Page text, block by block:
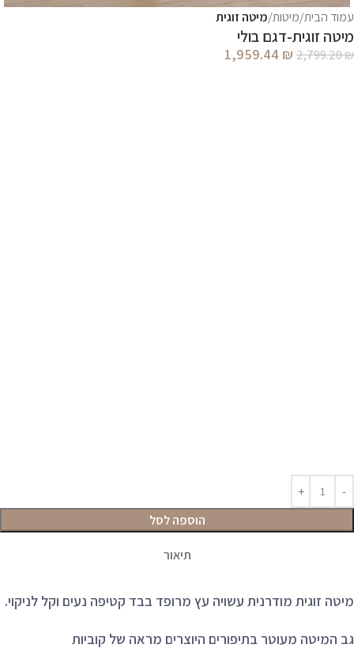
עמוד הבית מיטות מיטה זוגית
מיטה זוגית-דגם בולי
2,799.20₪
1,959.44 ₪
הוספה לסל
תיאור
מיטה זוגית מודרנית עשויה עץ מרופד בבד קטיפה נעים וקל לניקוי.
גב המיטה מעוטר בתיפורים היוצרים מראה של קוביות